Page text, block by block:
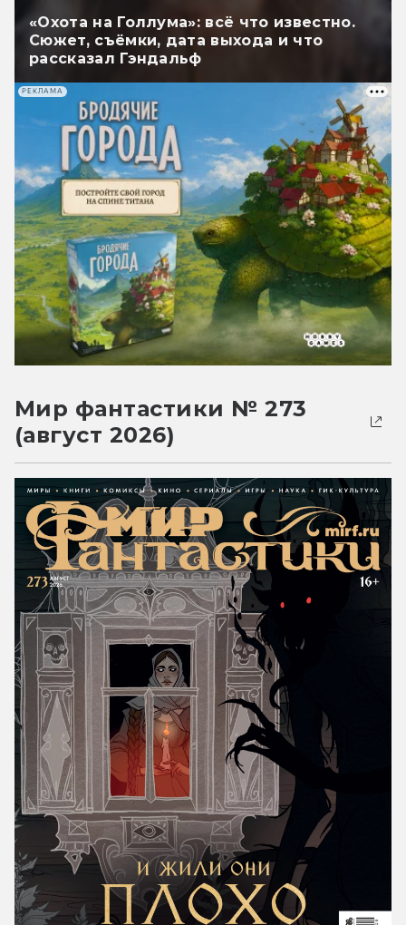
«Охота на Голлума»: всё что известно.
Сюжет, съёмки, дата выхода и что
рассказал Гэндальф
РЕКЛАМА
Мир фантастики № 273
(август 2026)